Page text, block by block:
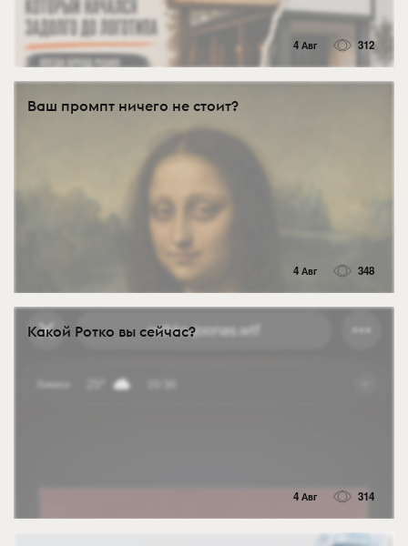
4 Авг 312
Ваш промпт ничего не стоит?
4 Авг 348
Какой Ротко вы сейчас?
4 Авг 314